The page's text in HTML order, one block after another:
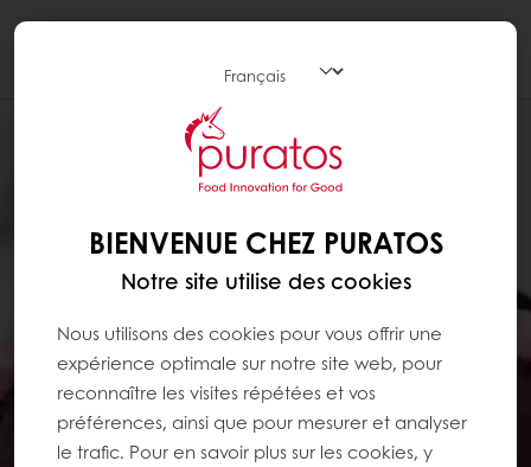
BIENVENUE CHEZ PURATOS
Notre site utilise des cookies
Nous utilisons des cookies pour vous offrir une
expérience optimale sur notre site web, pour
reconnaître les visites répétées et vos
préférences, ainsi que pour mesurer et analyser
le trafic. Pour en savoir plus sur les cookies, y